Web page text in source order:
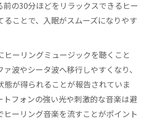
前の30分ほどをリラックスできるヒー
ることで、入眠がスムーズになりやす
ヒーリングミュージックを聴くこと
波やシータ波へ移行しやすくなり、
態が得られることが報告されていま
トフォンの強い光や刺激的な音楽は避
ヒーリング音楽を流すことがポイント